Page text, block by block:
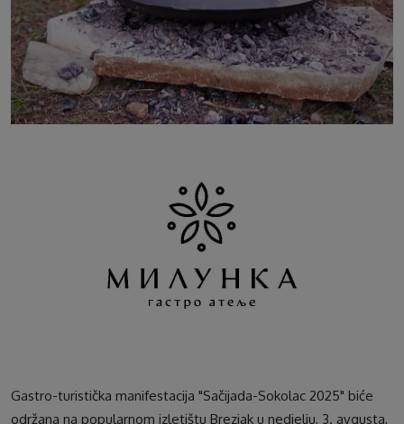
Gastro-turistička manifestacija "Sačijada-Sokolac 2025" biće
održana na popularnom izletištu Brezjak u nedjelju, 3. avgusta,